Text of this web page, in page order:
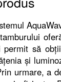
să
și
urmare, a